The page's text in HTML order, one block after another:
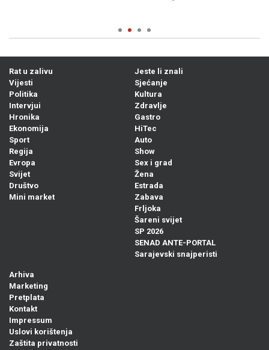
Rat u zalivu
Vijesti
Politika
Intervjui
Hronika
Ekonomija
Sport
Regija
Evropa
Svijet
Društvo
Mini market
Jeste li znali
Sjećanje
Kultura
Zdravlje
Gastro
HiTec
Auto
Show
Sex i grad
Žena
Estrada
Zabava
Frljoka
Šareni svijet
SP 2026
SENAD ANTE-PORTAL
Sarajevski snajperisti
Arhiva
Marketing
Pretplata
Kontakt
Impressum
Uslovi korištenja
Zaštita privatnosti